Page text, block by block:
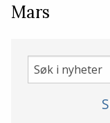
Mars
Søk
i